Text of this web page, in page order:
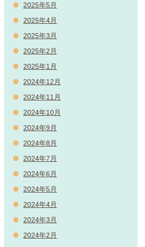
2025年5月
2025年4月
2025年3月
2025年2月
2025年1月
2024年12月
2024年11月
2024年10月
2024年9月
2024年8月
2024年7月
2024年6月
2024年5月
2024年4月
2024年3月
2024年2月